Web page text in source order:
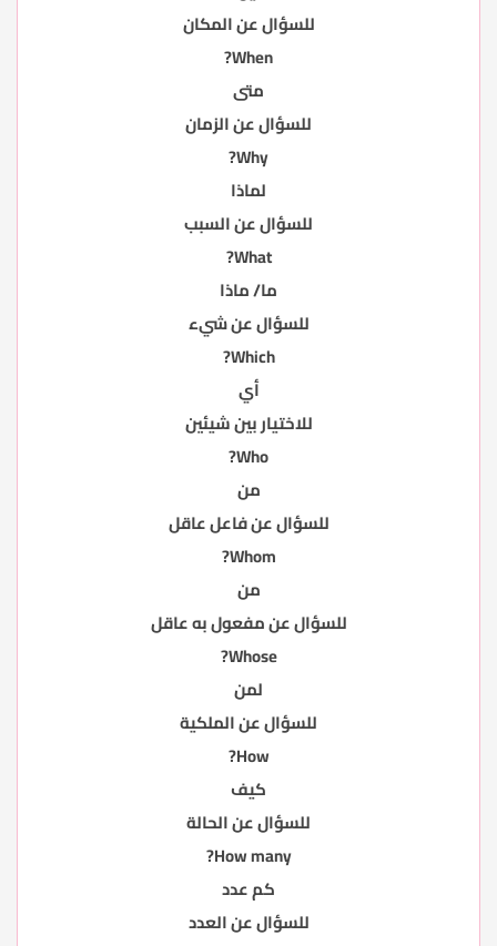
للسؤال عن المكان
When?
متى
للسؤال عن الزمان
Why?
لماذا
للسؤال عن السبب
What?
ما/ ماذا
للسؤال عن شيء
Which?
أي
للاختيار بين شيئين
Who?
من
للسؤال عن فاعل عاقل
Whom?
من
للسؤال عن مفعول به عاقل
Whose?
لمن
للسؤال عن الملكية
How?
كيف
للسؤال عن الحالة
How many?
كم عدد
للسؤال عن العدد